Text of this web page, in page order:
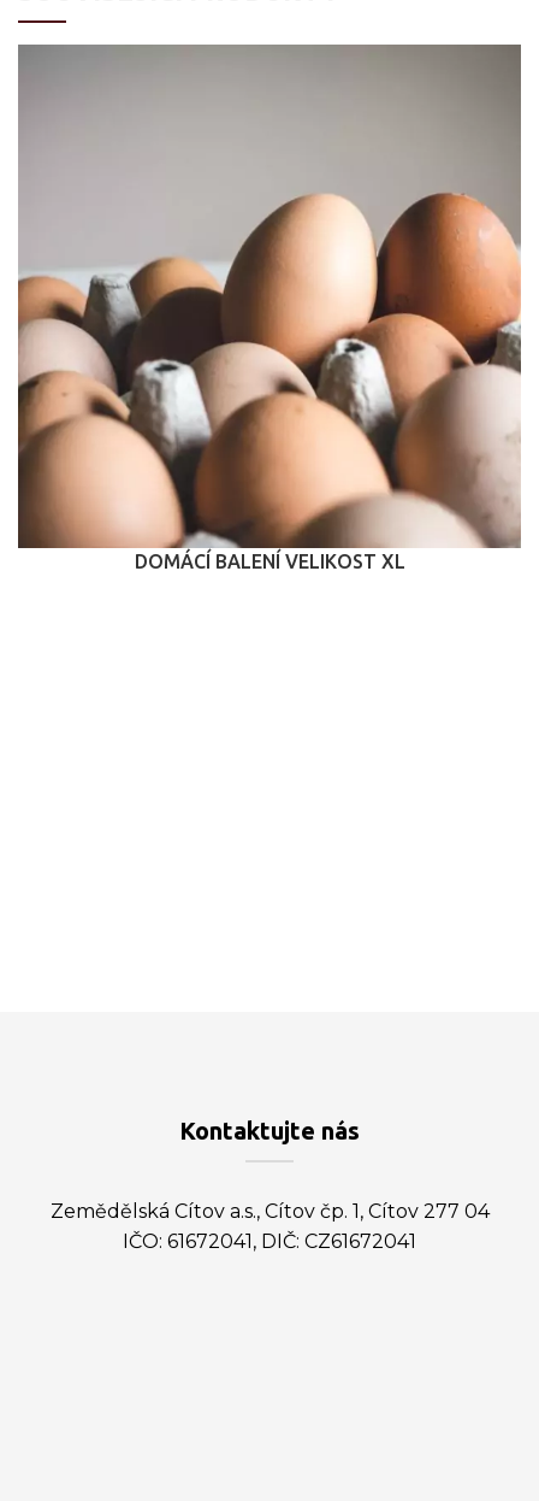
DOMÁCÍ BALENÍ VELIKOST XL
Kontaktujte nás
Zemědělská Cítov a.s., Cítov čp. 1, Cítov 277 04
IČO: 61672041, DIČ: CZ61672041